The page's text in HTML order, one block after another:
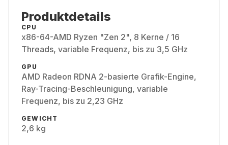
Produktdetails
CPU
x86-64-AMD Ryzen "Zen 2", 8 Kerne / 16
Threads, variable Frequenz, bis zu 3,5 GHz
GPU
AMD Radeon RDNA 2-basierte Grafik-Engine,
Ray-Tracing-Beschleunigung, variable
Frequenz, bis zu 2,23 GHz
GEWICHT
2,6 kg